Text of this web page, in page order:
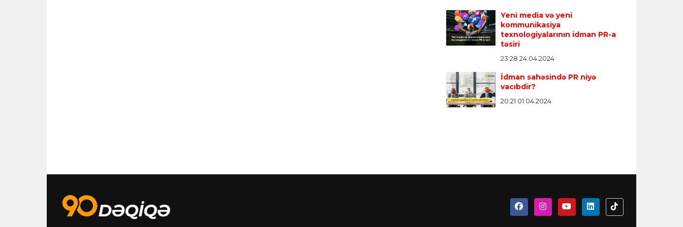
Yeni media və yeni
kommunikasiya
texnologiyalarının idman PR-a
təsiri
23:28 24.04.2024
İdman sahəsində PR niyə
vacıbdir?
20:21 01.04.2024